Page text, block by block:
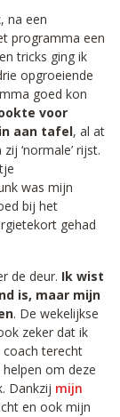
na een
programma een
tricks ging ik
opgroeiende
goed kon
voor
aan tafel, al at
‘normale’ rijst.
was mijn
bij het
gehad
de deur. Ik wist
is, maar mijn
. De wekelijkse
zeker dat ik
terecht
om deze
Dankzij mijn
en ook mijn